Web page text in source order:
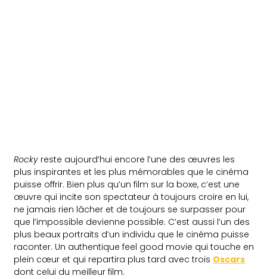
Rocky reste aujourd’hui encore l’une des œuvres les
plus inspirantes et les plus mémorables que le cinéma
puisse offrir. Bien plus qu’un film sur la boxe, c’est une
œuvre qui incite son spectateur à toujours croire en lui,
ne jamais rien lâcher et de toujours se surpasser pour
que l’impossible devienne possible. C’est aussi l’un des
plus beaux portraits d’un individu que le cinéma puisse
raconter. Un authentique feel good movie qui touche en
plein cœur et qui repartira plus tard avec trois Oscars
dont celui du meilleur film.